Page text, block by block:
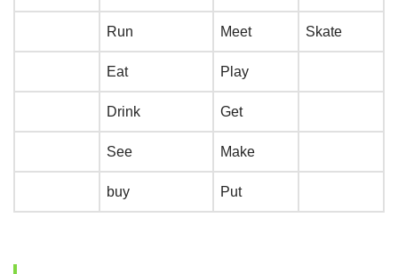
Run Meet Skate
Eat Play
Drink Get
See Make
buy Put